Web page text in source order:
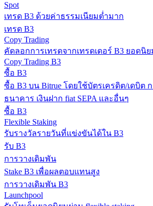
เรียนรู้วิธีการรักษาผลกำไร
ได้รับ
Spot
เทรด B3 ด้วยค่าธรรมเนียมต่ำมาก
เทรด B3
Copy Trading
คัดลอกการเทรดจากเทรดเดอร์ B3 ยอดนิ
Copy Trading B3
ซื้อ B3
ซื้อ B3 บน Bitrue โดยใช้บัตรเครดิต/เดบิต
ธนาคาร เงินฝาก fiat SEPA และอื่นๆ
ซื้อ B3
Flexible Staking
รับรางวัลรายวันที่แข่งขันได้ใน B3
รับ B3
การวางเดิมพัน
Stake B3 เพื่อผลตอบแทนสูง
การวางเดิมพัน B3
Launchpool